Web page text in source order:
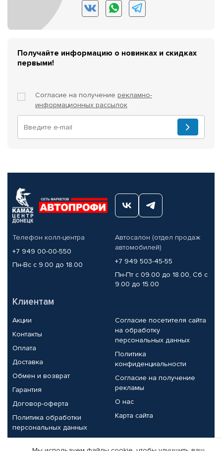
Получайте информацию о новинках и скидках
первыми!
Согласие на получение рекламно-
информационных рассылок
Телефон колл-центра
+7 949 00-00-550
Пн-Вс с 9.00 до 18.00
Автосалон (отдел продаж
автомобилей)
+7 949 503-45-55
Пн-Пт с 09.00 до 18.00, Сб с
9.00 до 15.00
Клиентам
Акции
Контакты
Оплата
Доставка
Обмен и возврат
Гарантия
Договор-оферта
Политика обработки
персональных данных
Согласие посетителя сайта
на обработку
персональных данных
Политика
конфиденциальности
Согласие на получение
рекламы
О нас
Карта сайта